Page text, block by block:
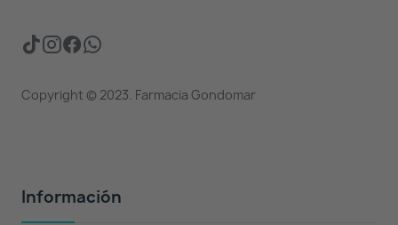
Copyright © 2023. Farmacia Gondomar
Información